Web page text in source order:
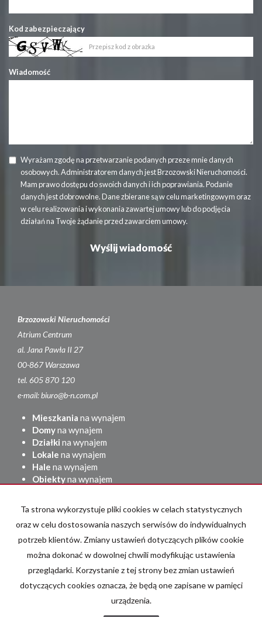
Kod zabezpieczający
Wiadomość
Wyrażam zgodę na przetwarzanie podanych przeze mnie danych
osobowych. Administratorem danych jest Brzozowski Nieruchomości.
Mam prawo dostępu do swoich danych i ich poprawiania. Podanie
danych jest dobrowolne. Dane zbierane są w celu marketingowym oraz
w celu realizowania i wykonania zawartej umowy lub do podjęcia
działań na Twoje żądanie przed zawarciem umowy.
Brzozowski Nieruchomości
Atrium Centrum
al. Jana Pawła II 27
00-867 Warszawa
tel. 605 870 120
e-mail: biuro@b-n.com.pl
Mieszkania na wynajem
Domyna wynajem
Działki na wynajem
Lokale na wynajem
Hale na wynajem
Obiektyna wynajem
Domy na sprzedaż
Działkina sprzedaż
Lokalena sprzedaż
Hale
na sprzedaż
Obiektyna sprzedaż
adresowo.pl
Ta strona wykorzystuje pliki cookies w celach statystycznych
oraz w celu dostosowania naszych serwisów do indywidualnych
potrzeb klientów. Zmiany ustawień dotyczących plików cookie
można dokonać w dowolnej chwili modyfikując ustawienia
przeglądarki. Korzystanie z tej strony bez zmian ustawień
dotyczących cookies oznacza, że będą one zapisane w pamięci
urządzenia.